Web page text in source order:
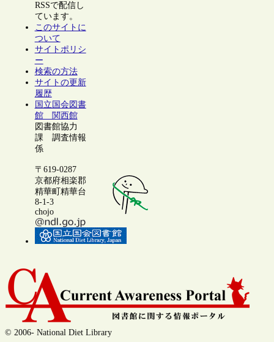
RSSで配信し
ています。
このサイトに
ついて
サイトポリシ
ー
検索の方法
サイトの更新
履歴
国立国会図書
館 関西館
図書館協力
課 調査情報
係
〒619-0287
京都府相楽郡
精華町精華台
8-1-3
chojo
© 2006- National Diet Library